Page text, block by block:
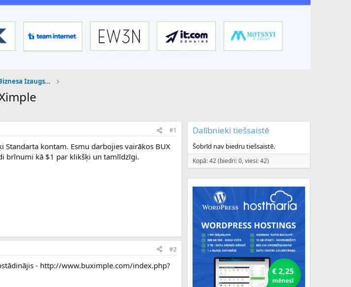
Online Uzņēmējdarbība un Biznesa Izaugsme
#1
Standarta kontam. Esmu darbojies vairākos BUX
brīnumi kā $1 par klikšķi un tamlīdzīgi.
#2
- http://www.buximple.com/index.php?
Dalībnieki tiešsaistē
Šobrīd nav biedru tiešsaistē.
Kopā: 42 (biedri: 0, viesi: 42)